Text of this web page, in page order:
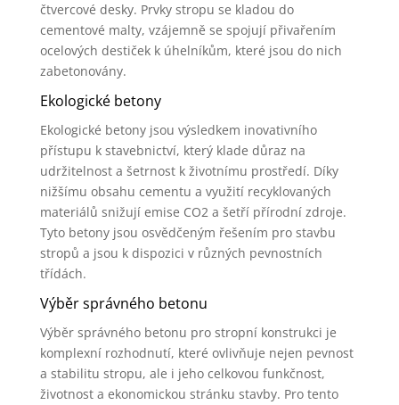
čtvercové desky. Prvky stropu se kladou do
cementové malty, vzájemně se spojují přivařením
ocelových destiček k úhelníkům, které jsou do nich
zabetonovány.
Ekologické betony
Ekologické betony jsou výsledkem inovativního
přístupu k stavebnictví, který klade důraz na
udržitelnost a šetrnost k životnímu prostředí. Díky
nižšímu obsahu cementu a využití recyklovaných
materiálů snižují emise CO2 a šetří přírodní zdroje.
Tyto betony jsou osvědčeným řešením pro stavbu
stropů a jsou k dispozici v různých pevnostních
třídách.
Výběr správného betonu
Výběr správného betonu pro stropní konstrukci je
komplexní rozhodnutí, které ovlivňuje nejen pevnost
a stabilitu stropu, ale i jeho celkovou funkčnost,
životnost a ekonomickou stránku stavby. Pro tento